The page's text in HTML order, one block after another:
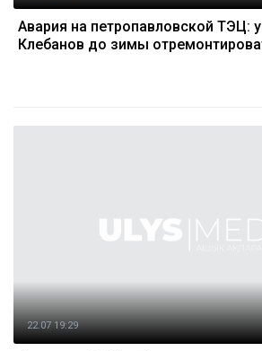
Авария на петропавловской ТЭЦ:
Клебанов до зимы
22.07 19:29